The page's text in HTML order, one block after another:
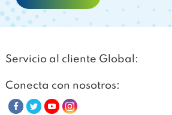
Servicio al cliente Global:
Conecta con nosotros: